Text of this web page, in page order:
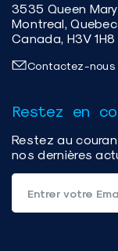
3535 Queen Mary
Montreal, Quebec
Canada, H3V 1H8
Contactez-nous
Restez en
Restez au
nos dernières